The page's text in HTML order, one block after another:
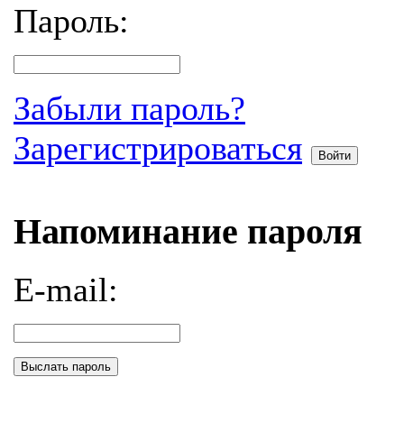
Пароль:
Забыли пароль?
Зарегистрироваться
Войти
Напоминание пароля
E-mail:
Выслать пароль